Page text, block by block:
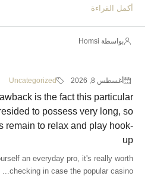
أكمل القراءة
بواسطة Homsi
أغسطس 8, 2026 Uncategorized
is the fact this particular
to possess very long, so
remain to relax and play hook-
up
an everyday pro, it's really worth
checking in case the popular casino...